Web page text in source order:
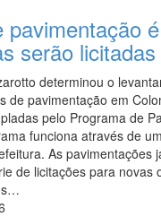
pavimentação
serão licitadas
determinou o
de pavimentação em
pelo Programa de
funciona através de
As pavimentações
de licitações para novas